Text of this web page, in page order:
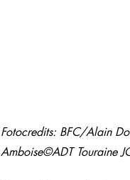
Fotocredits: BFC/Alain
Amboise©ADT Touraine